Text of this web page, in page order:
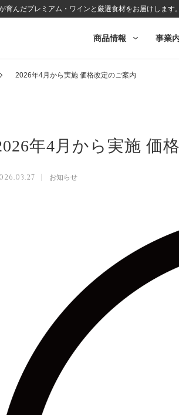
育んだプレミアム・ワインと厳選食材をお届けします。
商品情報 事業
2026年4月から実施 価格改定のご案内
年4月から実施 価
お知らせ